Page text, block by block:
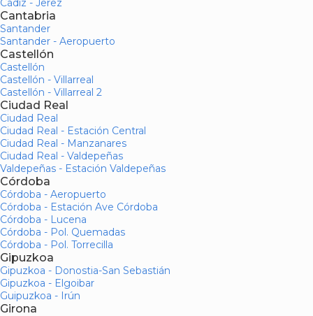
Cádiz - Jerez
Cantabria
Santander
Santander - Aeropuerto
Castellón
Castellón
Castellón - Villarreal
Castellón - Villarreal 2
Ciudad Real
Ciudad Real
Ciudad Real - Estación Central
Ciudad Real - Manzanares
Ciudad Real - Valdepeñas
Valdepeñas - Estación Valdepeñas
Córdoba
Córdoba - Aeropuerto
Córdoba - Estación Ave Córdoba
Córdoba - Lucena
Córdoba - Pol. Quemadas
Córdoba - Pol. Torrecilla
Gipuzkoa
Gipuzkoa - Donostia-San Sebastián
Gipuzkoa - Elgoibar
Guipuzkoa - Irún
Girona